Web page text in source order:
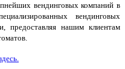
вендинговых компаний в
вендинговых
предоставляя нашим клиентам